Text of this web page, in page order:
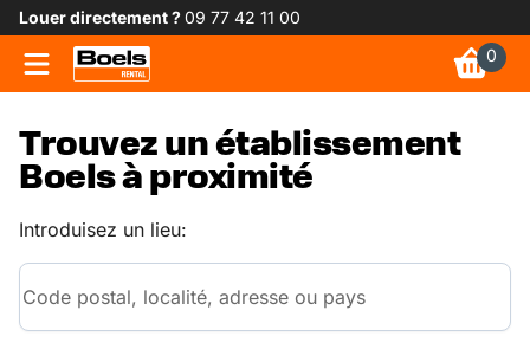
Louer directement ?09 77 42 11 00
0
Trouvez un établissement
Boels à proximité
Introduisez un lieu: